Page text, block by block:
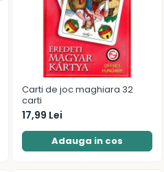
Carti de joc maghiara 32
carti
17,99 Lei
Adauga in cos